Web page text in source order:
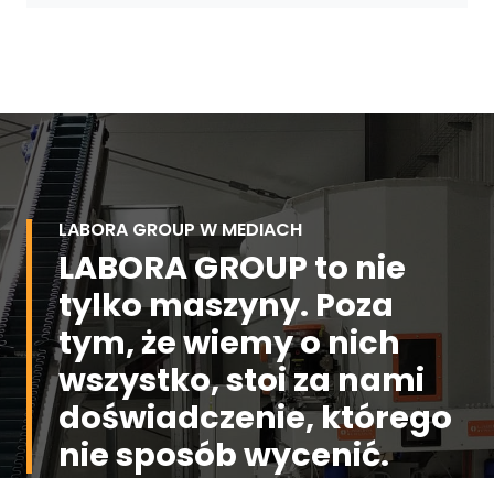
LABORA GROUP W MEDIACH
LABORA GROUP to nie
tylko maszyny. Poza
tym, że wiemy o nich
wszystko, stoi za nami
doświadczenie, którego
nie sposób wycenić.